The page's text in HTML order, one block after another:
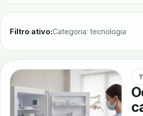
Filtro ativo:Categoria: tecnologia